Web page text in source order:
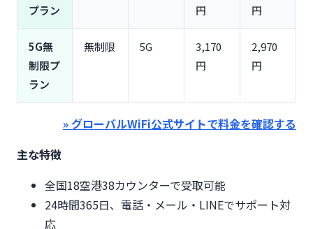
プラン
円
円
5G無
制限プ
ラン
無制限 5G
3,170
円
2,970
円
» グローバルWiFi公式サイトで料金を確認する
主な特徴
全国18空港38カウンターで受取可能
24時間365日、電話・メール・LINEでサポート対
応